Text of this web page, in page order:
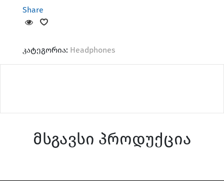
Share
კატეგორია: Headphones
მსგავსი პროდუქცია